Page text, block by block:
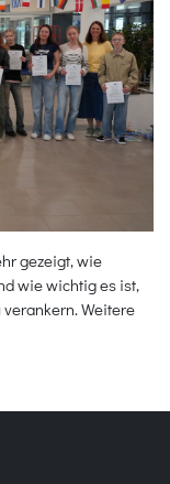
gezeigt, wie
wie wichtig es ist,
Weitere